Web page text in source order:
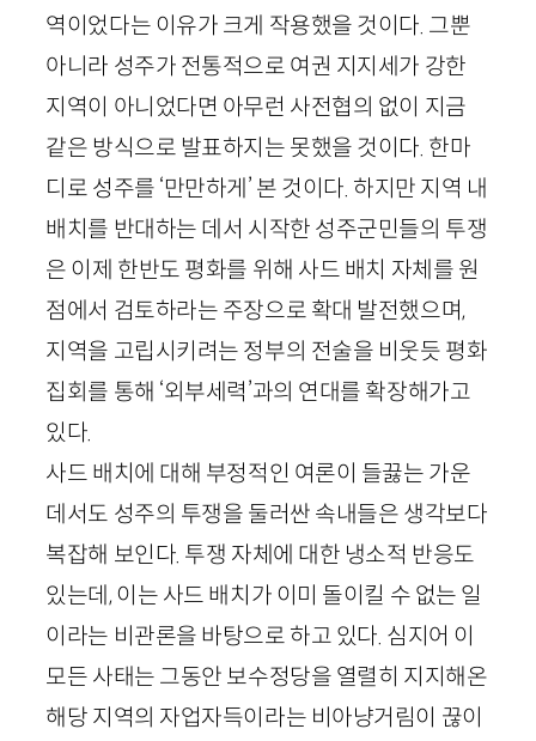
역이었다는 이유가 크게 작용했을 것이다. 그뿐
아니라 성주가 전통적으로 여권 지지세가 강한
지역이 아니었다면 아무런 사전협의 없이 지금
같은 방식으로 발표하지는 못했을 것이다. 한마
디로 성주를 ‘만만하게’ 본 것이다. 하지만 지역 내
배치를 반대하는 데서 시작한 성주군민들의 투쟁
은 이제 한반도 평화를 위해 사드 배치 자체를 원
점에서 검토하라는 주장으로 확대 발전했으며,
지역을 고립시키려는 정부의 전술을 비웃듯 평화
집회를 통해 ‘외부세력’과의 연대를 확장해가고
있다.
사드 배치에 대해 부정적인 여론이 들끓는 가운
데서도 성주의 투쟁을 둘러싼 속내들은 생각보다
복잡해 보인다. 투쟁 자체에 대한 냉소적 반응도
있는데, 이는 사드 배치가 이미 돌이킬 수 없는 일
이라는 비관론을 바탕으로 하고 있다. 심지어 이
모든 사태는 그동안 보수정당을 열렬히 지지해온
해당 지역의 자업자득이라는 비아냥거림이 끊이